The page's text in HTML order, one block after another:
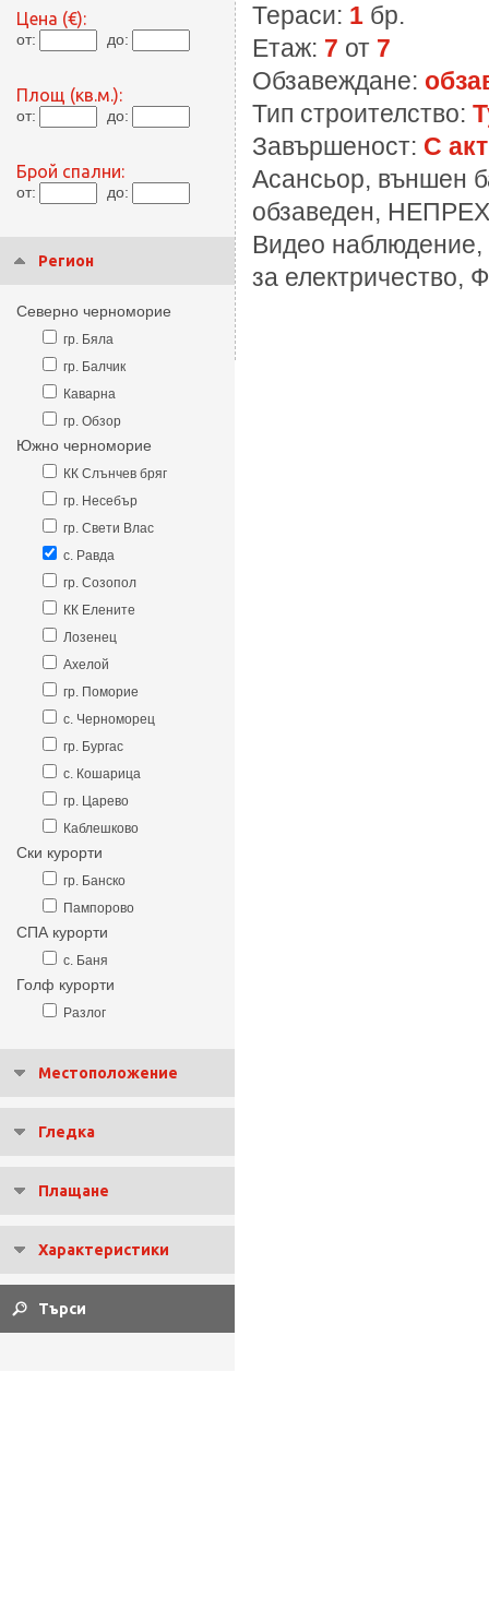
Цена (€):
от: до:
Площ (кв.м.):
от: до:
Брой спални:
от: до:
Регион
Северно черноморие
гр. Бяла
гр. Балчик
Каварна
гр. Обзор
Южно черноморие
КК Слънчев бряг
гр. Несебър
гр. Свети Влас
с. Равда
гр. Созопол
КК Елените
Лозенец
Ахелой
гр. Поморие
с. Черноморец
гр. Бургас
с. Кошарица
гр. Царево
Каблешково
Ски курорти
гр. Банско
Пампорово
СПА курорти
с. Баня
Голф курорти
Разлог
Местоположение
Гледка
Плащане
Характеристики
Тераси: 1 бр.
Етаж: 7 от 7
Обзавеждане:
Тип строителство:
Завършеност: С
Асансьор, външен
обзаведен,
Видео наблюдение,
за електричество,